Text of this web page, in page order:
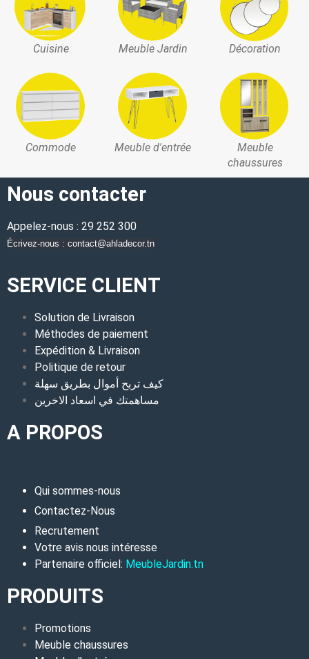
Cuisine Meuble Jardin Décoration
Commode Meuble d'entrée
Meuble
chaussures
Nous contacter
Appelez-nous : 29 252 300
Écrivez-nous : contact@ahladecor.tn
SERVICE CLIENT
Solution de Livraison
Méthodes de paiement
Expédition & Livraison
Politique de retour
كيف تربح أموال بطريق سهلة
مساهمتك في اسعاد الاخرين
A PROPOS
Qui sommes-nous
Contactez-Nous
Recrutement
Votre avis nous intéresse
Partenaire officiel: MeubleJardin.tn
PRODUITS
Promotions
Meuble chaussures